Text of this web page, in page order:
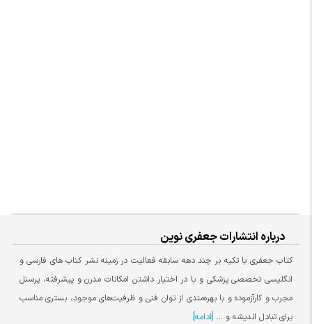
درباره انتشارات جعفری نوین
کتاب جعفری با تکیه بر چند دهه سابقه فعالیت در زمینه نشر کتاب های فارسی و
انگلیسی تخصصی پزشکی و با در اختیار داشتن امکانات مدرن و پیشرفته، پرسنل
مجرب و کارآزموده و با بهره‌مندی از توان فنی و ظرفیت‌های موجود، بستری مناسب
برای تبادل اندیشه و ... [ادامه]